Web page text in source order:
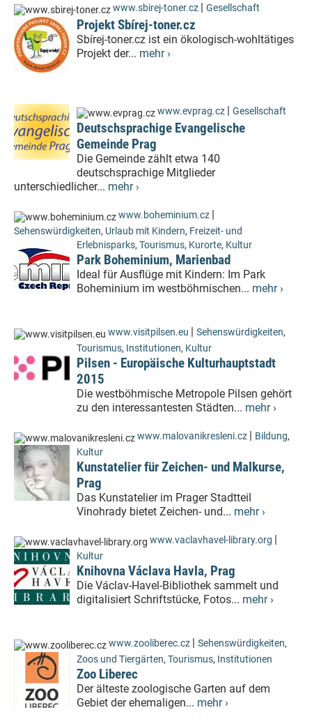
www.sbirej-toner.cz | Gesellschaft
Projekt Sbírej-toner.cz
Sbírej-toner.cz ist ein ökologisch-wohltätiges
Projekt der... mehr ›
www.evprag.cz | Gesellschaft
Deutschsprachige Evangelische
Gemeinde Prag
Die Gemeinde zählt etwa 140
deutschsprachige Mitglieder
unterschiedlicher... mehr ›
www.boheminium.cz |
Sehenswürdigkeiten, Urlaub mit Kindern, Freizeit- und
Erlebnisparks, Tourismus, Kurorte, Kultur
Park Boheminium, Marienbad
Ideal für Ausflüge mit Kindern: Im Park
Boheminium im westböhmischen... mehr ›
www.visitpilsen.eu | Sehenswürdigkeiten,
Tourismus, Institutionen, Kultur
Pilsen - Europäische Kulturhauptstadt
2015
Die westböhmische Metropole Pilsen gehört
zu den interessantesten Städten... mehr ›
www.malovanikresleni.cz | Bildung,
Kultur
Kunstatelier für Zeichen- und Malkurse,
Prag
Das Kunstatelier im Prager Stadtteil
Vinohrady bietet Zeichen- und... mehr ›
www.vaclavhavel-library.org |
Kultur
Knihovna Václava Havla, Prag
Die Václav-Havel-Bibliothek sammelt und
digitalisiert Schriftstücke, Fotos... mehr ›
www.zooliberec.cz | Sehenswürdigkeiten,
Zoos und Tiergärten, Tourismus, Institutionen
Zoo Liberec
Der älteste zoologische Garten auf dem
Gebiet der ehemaligen... mehr ›